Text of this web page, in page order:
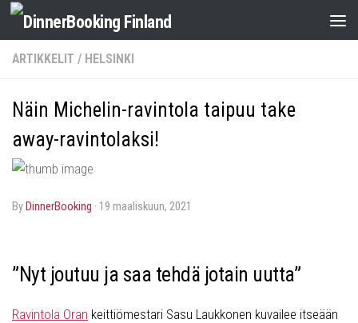
ARTIKKELIT / HELSINKI
Näin Michelin-ravintola taipuu take
away-ravintolaksi!
byDinnerBooking · 19 maaliskuun, 2021
”Nyt joutuu ja saa tehdä jotain uutta”
Ravintola Oran keittiömestari Sasu Laukkonen kuvailee itseään